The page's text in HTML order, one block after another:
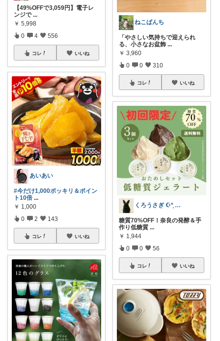
【49%OFFで3,059円】電子レ
ンジで ...
￥ 5,998
0 4 556
コレ いいね
あいあい
#今だけ1,000ポッキリ＆ポイン
ト10倍 ...
￥ 1,000
0 2 143
コレ いいね
ねこぱんち
「やさしい気持ちで迎えられ
る、小さなお盆飾 ...
￥ 3,960
0 0 310
コレ いいね
くろうさぎ ☪*̣̩ 経由購入感謝💐
糖質70%OFF！奈良の発酵＆手
作り低糖質 ...
￥ 1,944
0 0 56
コレ いいね